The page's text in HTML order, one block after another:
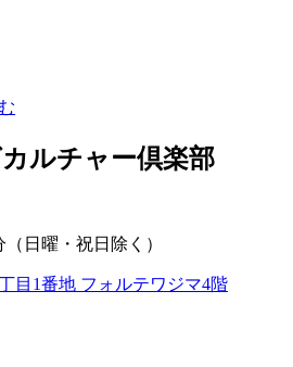
ルチャー倶楽部
日曜・祝日除く）
目1番地 フォルテワジマ4階